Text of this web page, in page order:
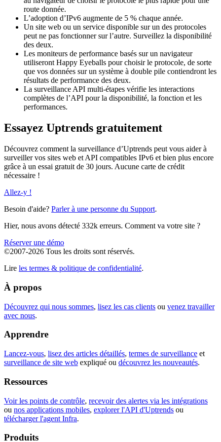
route donnée.
L’adoption d’IPv6 augmente de 5 % chaque année.
Un site web ou un service disponible sur un des protocoles
peut ne pas fonctionner sur l’autre. Surveillez la disponibilité
des deux.
Les moniteurs de performance basés sur un navigateur
utiliseront Happy Eyeballs pour choisir le protocole, de sorte
que vos données sur un système à double pile contiendront les
résultats de performance des deux.
La surveillance API multi-étapes vérifie les interactions
complètes de l’API pour la disponibilité, la fonction et les
performances.
Essayez Uptrends gratuitement
Découvrez comment la surveillance d’Uptrends peut vous aider à
surveiller vos sites web et API compatibles IPv6 et bien plus encore
grâce à un essai gratuit de 30 jours. Aucune carte de crédit
nécessaire !
Allez-y !
Besoin d'aide? Parler à une personne du Support.
Hier, nous avons détecté 332k erreurs. Comment va votre site ?
Réserver une démo
©2007-2026 Tous les droits sont réservés.
Lire les termes & politique de confidentialité.
À propos
Découvrez qui nous sommes, lisez les cas clients ou venez travailler
avec nous.
Apprendre
Lancez-vous, lisez des articles détaillés, termes de surveillance et
surveillance de site web expliqué ou découvrez les nouveautés.
Ressources
Voir les points de contrôle, recevoir des alertes via les intégrations
ou nos applications mobiles, explorer l'API d'Uptrends ou
télécharger l'agent Infra.
Produits